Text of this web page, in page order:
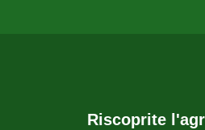
Riscoprite